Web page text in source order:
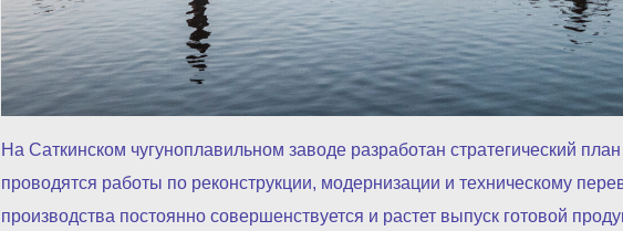
На Саткинском чугуноплавильном заводе разработан стратегический
проводятся работы по реконструкции, модернизации и техническому
производства постоянно совершенствуется и растет выпуск готовой